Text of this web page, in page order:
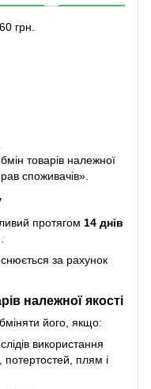
грн.
товарів належної
споживачів»
протягом 14 днів
за рахунок
належної якості
його, якщо:
використання
плям і